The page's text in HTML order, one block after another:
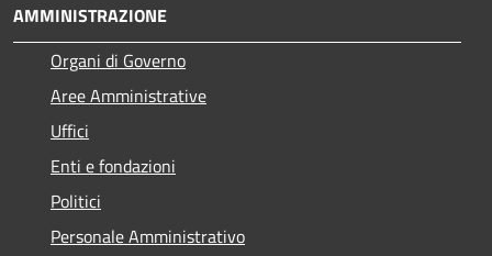
AMMINISTRAZIONE
Organi di Governo
Aree Amministrative
Uffici
Enti e fondazioni
Politici
Personale Amministrativo